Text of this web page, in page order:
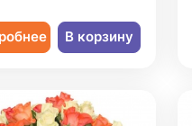
В корзину